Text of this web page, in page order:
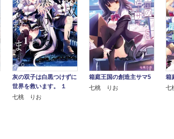
灰の双子は白黒つけずに
世界を救います。 １
七桃 りお
箱庭王国の創造主サマ5
七桃 りお
箱
七